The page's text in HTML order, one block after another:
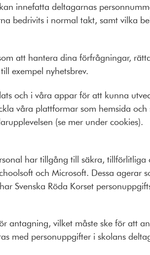
innefatta deltagarnas
bedrivits i normal takt, samt vilka
att hantera dina förfrågningar,
exempel nyhetsbrev.
och i våra appar för att kunna
våra plattformar som hemsida
(se mer under cookies).
har tillgång till säkra, tillförlitliga
och Microsoft. Dessa agerar
Svenska Röda Korset
antagning, vilket måste ske för att
med personuppgifter i skolans